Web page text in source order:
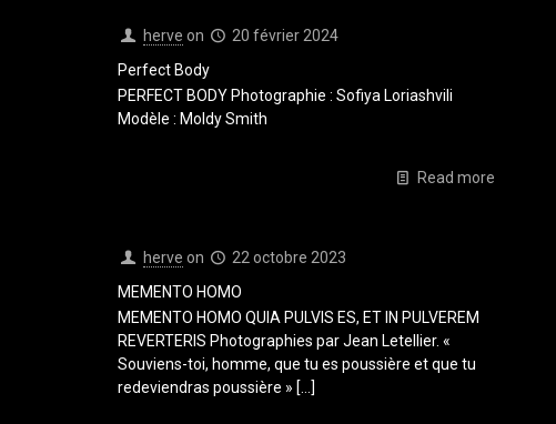
herve on
20 février 2024
Perfect Body
PERFECT BODY Photographie : Sofiya Loriashvili
Modèle : Moldy Smith
Read more
herve on
22 octobre 2023
MEMENTO HOMO
MEMENTO HOMO QUIA PULVIS ES, ET IN PULVEREM
REVERTERIS Photographies par Jean Letellier. «
Souviens-toi, homme, que tu es poussière et que tu
redeviendras poussière » […]